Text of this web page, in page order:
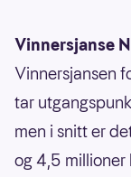
Vinnersjanse
Vinnersjansen
tar
men i snitt er
og 4,5